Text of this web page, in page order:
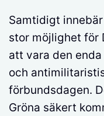
Samtidigt
stor möjlighet för
att vara den
och
förbundsdagen.
Gröna säkert